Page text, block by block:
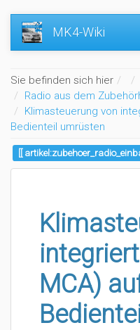
MK4-Wiki
Sie befinden sich hier
Radio aus dem
Klimasteuerung von
Bedienteil umrüsten
MCA)